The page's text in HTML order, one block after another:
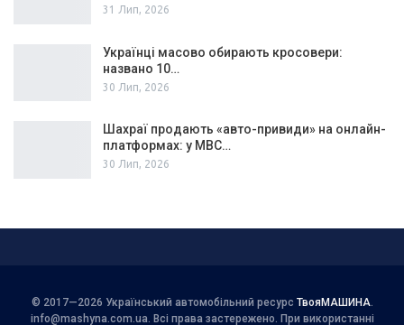
31 Лип, 2026
Українці масово обирають кросовери:
названо 10…
30 Лип, 2026
Шахраї продають «авто-привиди» на онлайн-
платформах: у МВС…
30 Лип, 2026
© 2017—2026 Український автомобільний ресурс ТвояМАШИНА.
info@mashyna.com.ua. Всі права застережено. При використанні